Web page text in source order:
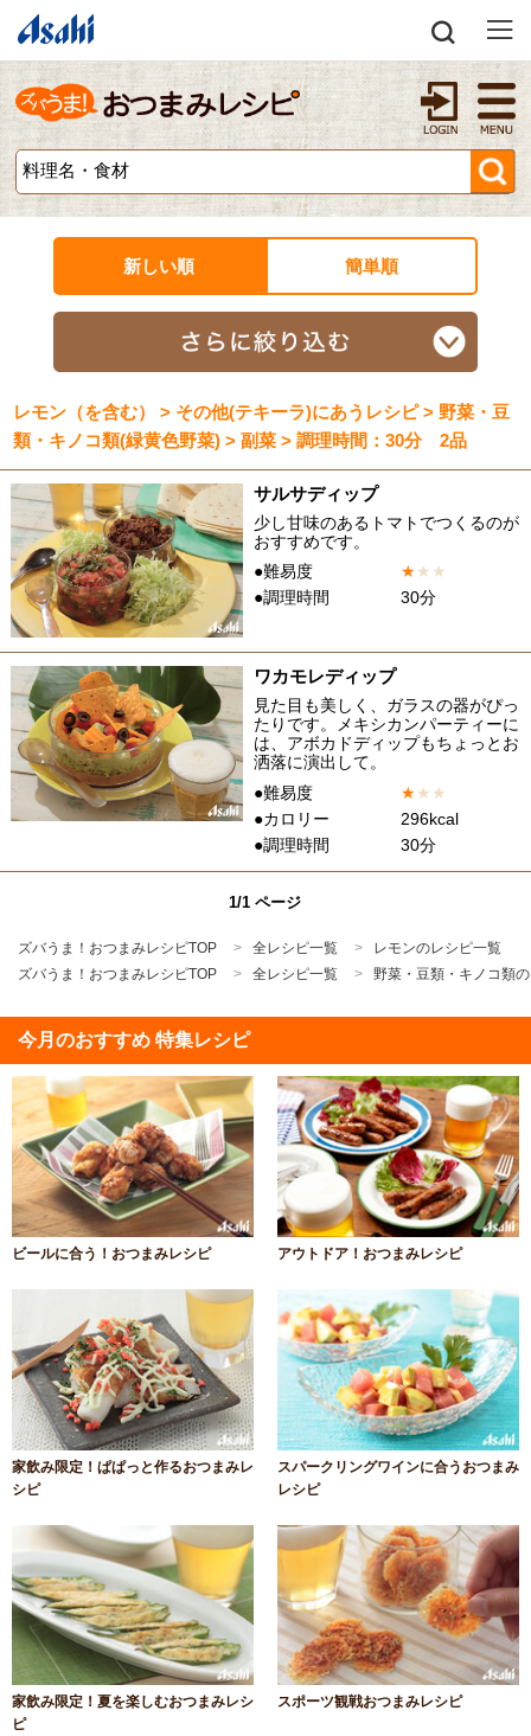
新しい順 簡単順
レモン（を含む） > その他(テキーラ)にあうレシピ > 野菜・豆
類・キノコ類(緑黄色野菜) > 副菜 > 調理時間：30分 2品
サルサディップ
少し甘味のあるトマトでつくるのが
おすすめです。
●難易度
★★ ★
●調理時間
30分
ワカモレディップ
見た目も美しく、ガラスの器がぴっ
たりです。メキシカンパーティーに
は、アボカドディップもちょっとお
洒落に演出して。
●難易度
★★ ★
●カロリー
296kcal
●調理時間
30分
1/1 ページ
ズバうま！おつまみレシピTOP 全レシピ一覧
レモンのレシピ一覧
ズバうま！おつまみレシピTOP
全レシピ一覧 野菜・豆類・キノコ類
今月のおすすめ 特集レシピ
ビールに合う！おつまみレシピ アウトドア！おつまみレシピ
家飲み限定！ぱぱっと作るおつまみレ
シピ
スパークリングワインに合うおつまみ
レシピ
家飲み限定！夏を楽しむおつまみレシ
ピ
スポーツ観戦おつまみレシピ